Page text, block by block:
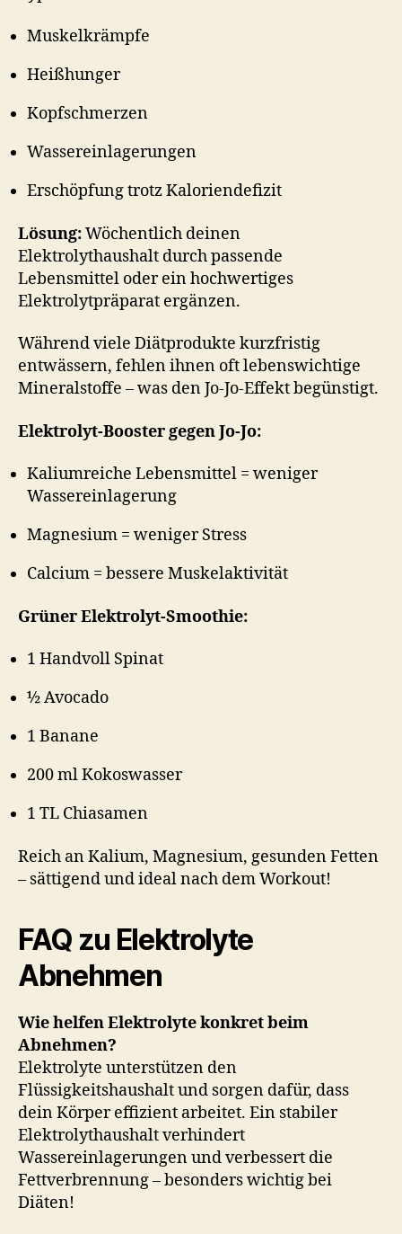
Muskelkrämpfe
Heißhunger
Kopfschmerzen
Wassereinlagerungen
Erschöpfung trotz Kaloriendefizit
Lösung:Wöchentlich deinen
Elektrolythaushalt durch passende
Lebensmittel oder ein hochwertiges
Elektrolytpräparat ergänzen.
Während viele Diätprodukte kurzfristig
entwässern, fehlen ihnen oft lebenswichtige
Mineralstoffe – was den Jo-Jo-Effekt begünstigt.
Elektrolyt-Booster gegen Jo-Jo:
Kaliumreiche Lebensmittel = weniger
Wassereinlagerung
Magnesium = weniger Stress
Calcium = bessere Muskelaktivität
Grüner Elektrolyt-Smoothie:
1 Handvoll Spinat
½ Avocado
1 Banane
200 ml Kokoswasser
1 TL Chiasamen
Reich an Kalium, Magnesium, gesunden Fetten
– sättigend und ideal nach dem Workout!
FAQ zu Elektrolyte
Abnehmen
Wie helfen Elektrolyte konkret beim
Abnehmen?
Elektrolyte unterstützen den
Flüssigkeitshaushalt und sorgen dafür, dass
dein Körper effizient arbeitet. Ein stabiler
Elektrolythaushalt verhindert
Wassereinlagerungen und verbessert die
Fettverbrennung – besonders wichtig bei
Diäten!